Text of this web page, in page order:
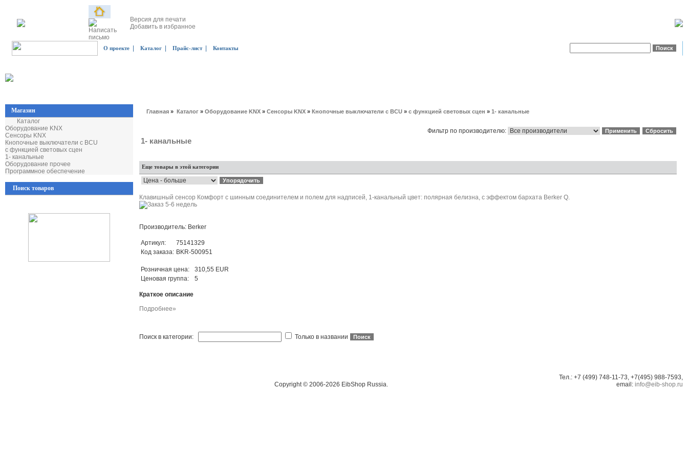
Версия для печати
Добавить в избранное
О проекте Каталог Прайс-лист| Контакты
Магазин
Каталог
Оборудование KNX
Сенсоры KNX
Кнопочные выключатели с BCU
с функцией световых сцен
1- канальные
Оборудование прочее
Программное обеспечение
Поиск товаров
Главная » Каталог » Оборудование KNX » Сенсоры KNX » Кнопочные выключатели с BCU » с функцией световых сцен » 1- канальные
Фильтр по производителю:
1- канальные
Еще товары в этой категории
Клавишный сенсор Комфорт с шинным соединителем и полем для надписей, 1-канальный цвет: полярная белизна, с эффектом бархата Berker Q.
Производитель: Berker
Артикул:
75141329
Код заказа: BKR-500951
Розничная цена:
310,55 EUR
Ценовая группа:
5
Краткое описание
Подробнее»
Поиск в категории: Только в названии
Copyright © 2006-2026 EibShop Russia.
Тел.: +7 (499) 748-11-73, +7(495) 988-7593,
email: info@eib-shop.ru